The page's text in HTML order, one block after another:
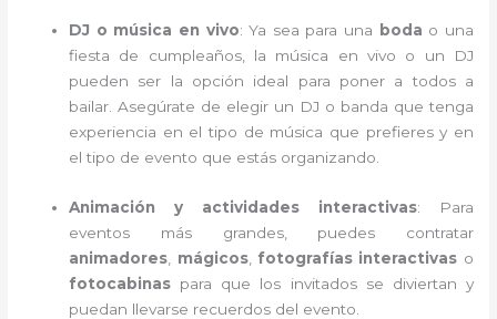
DJ o música en vivo: Ya sea para una boda o una
fiesta de cumpleaños, la música en vivo o un DJ
pueden ser la opción ideal para poner a todos a
bailar. Asegúrate de elegir un DJ o banda que tenga
experiencia en el tipo de música que prefieres y en
el tipo de evento que estás organizando.
Animación y actividades interactivas: Para
eventos más grandes, puedes contratar
animadores
mágicos, fotografías interactivas o
fotocabinas para que los invitados se diviertan y
puedan llevarse recuerdos del evento.